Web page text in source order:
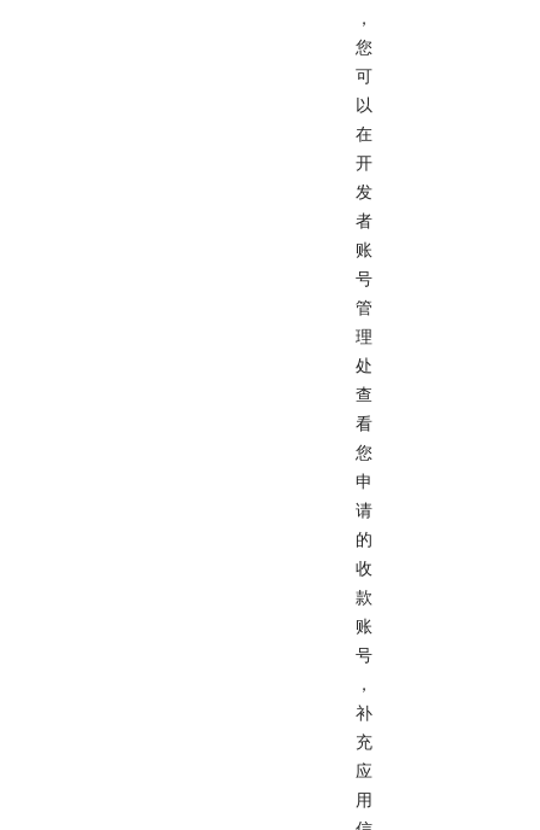
，
您
可
以
在
开
发
者
账
号
管
理
处
查
看
您
申
请
的
收
款
账
号
，
补
充
应
用